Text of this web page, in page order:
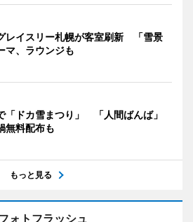
レイスリー札幌が客室刷新 「雪景
マ、ラウンジも
「ドカ雪まつり」 「人間ばんば」
無料配布も
もっと見る
ォトフラッシュ